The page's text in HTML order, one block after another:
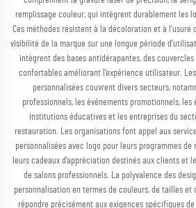
remplissage couleur, qui intègrent durablement les
Ces méthodes résistent à la décoloration et à l’usure
visibilité de la marque sur une longue période
intègrent des bases antidérapantes, des
confortables améliorant l’expérience utilisateur.
personnalisées couvrent divers secteurs,
professionnels, les événements promotionnels, les
institutions éducatives et les entreprises du
restauration. Les organisations font appel aux
personnalisées avec logo pour leurs programmes de
leurs cadeaux d’appréciation destinés aux clients et
de salons professionnels. La polyvalence des
personnalisation en termes de couleurs, de tailles et
répondre précisément aux exigences spécifiques